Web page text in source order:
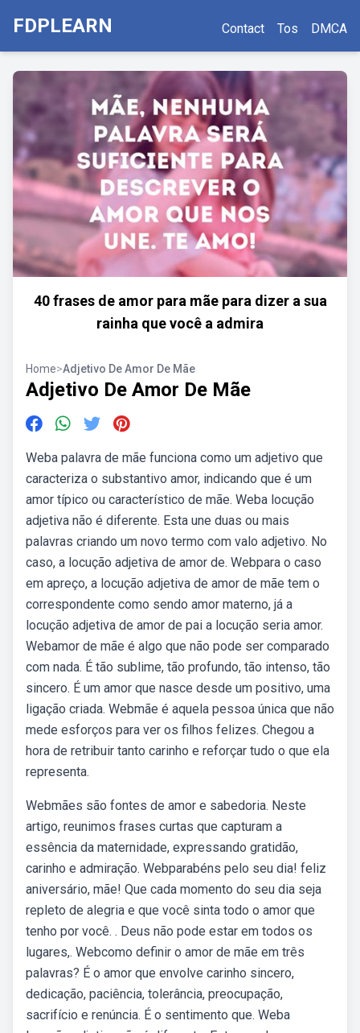
FDPLEARN Contact Tos DMCA
40 frases de amor para mãe para dizer a sua
rainha que você a admira
Home>Adjetivo De Amor De Mãe
Adjetivo De Amor De Mãe
Weba palavra de mãe funciona como um adjetivo que
caracteriza o substantivo amor, indicando que é um
amor típico ou característico de mãe. Weba locução
adjetiva não é diferente. Esta une duas ou mais
palavras criando um novo termo com valo adjetivo. No
caso, a locução adjetiva de amor de. Webpara o caso
em apreço, a locução adjetiva de amor de mãe tem o
correspondente como sendo amor materno, já a
locução adjetiva de amor de pai a locução seria amor.
Webamor de mãe é algo que não pode ser comparado
com nada. É tão sublime, tão profundo, tão intenso, tão
sincero. É um amor que nasce desde um positivo, uma
ligação criada. Webmãe é aquela pessoa única que não
mede esforços para ver os filhos felizes. Chegou a
hora de retribuir tanto carinho e reforçar tudo o que ela
representa.
Webmães são fontes de amor e sabedoria. Neste
artigo, reunimos frases curtas que capturam a
essência da maternidade, expressando gratidão,
carinho e admiração. Webparabéns pelo seu dia! feliz
aniversário, mãe! Que cada momento do seu dia seja
repleto de alegria e que você sinta todo o amor que
tenho por você. . Deus não pode estar em todos os
lugares,. Webcomo definir o amor de mãe em três
palavras? É o amor que envolve carinho sincero,
dedicação, paciência, tolerância, preocupação,
sacrifício e renúncia. É o sentimento que. Weba